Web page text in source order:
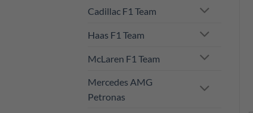
Cadillac F1 Team
Haas F1 Team
McLaren F1 Team
Mercedes AMG
Petronas